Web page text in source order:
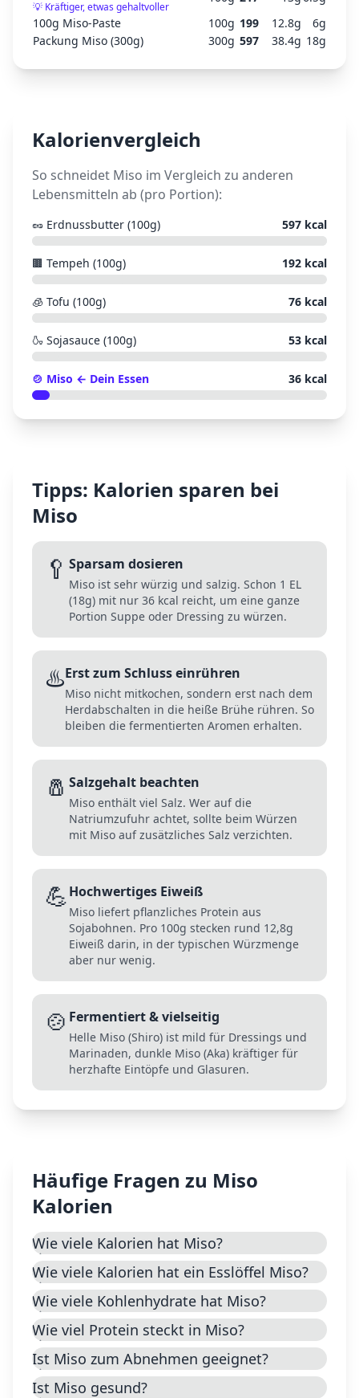
💡 Kräftiger, etwas gehaltvoller
100g Miso-Paste
100g 199 12.8g 6g
Packung Miso (300g)
300g 597 38.4g 18g
Kalorienvergleich
So schneidet Miso im Vergleich zu anderen
Lebensmitteln ab (pro Portion):
🥜 Erdnussbutter (100g) 597 kcal
🟫 Tempeh (100g) 192 kcal
🧊 Tofu (100g) 76 kcal
🍶 Sojasauce (100g) 53 kcal
🍲 Miso ← Dein Essen 36 kcal
Tipps: Kalorien sparen bei
Miso
🥄 Sparsam dosieren
Miso ist sehr würzig und salzig. Schon 1 EL
(18g) mit nur 36 kcal reicht, um eine ganze
Portion Suppe oder Dressing zu würzen.
♨️Erst zum Schluss einrühren
Miso nicht mitkochen, sondern erst nach dem
Herdabschalten in die heiße Brühe rühren. So
bleiben die fermentierten Aromen erhalten.
🧂 Salzgehalt beachten
Miso enthält viel Salz. Wer auf die
Natriumzufuhr achtet, sollte beim Würzen
mit Miso auf zusätzliches Salz verzichten.
💪Hochwertiges Eiweiß
Miso liefert pflanzliches Protein aus
Sojabohnen. Pro 100g stecken rund 12,8g
Eiweiß darin, in der typischen Würzmenge
aber nur wenig.
🍲 Fermentiert & vielseitig
Helle Miso (Shiro) ist mild für Dressings und
Marinaden, dunkle Miso (Aka) kräftiger für
herzhafte Eintöpfe und Glasuren.
Häufige Fragen zu Miso
Kalorien
Wie viele Kalorien hat Miso?
Wie viele Kalorien hat ein Esslöffel Miso?
Wie viele Kohlenhydrate hat Miso?
Wie viel Protein steckt in Miso?
Ist Miso zum Abnehmen geeignet?
Ist Miso gesund?